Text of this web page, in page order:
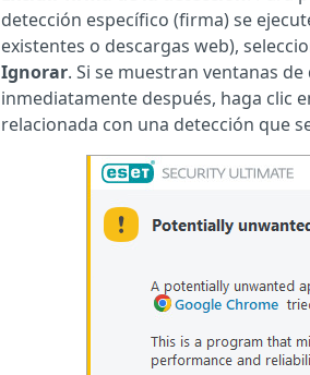
detección específico (firma) se
existentes o descargas web),
Ignorar. Si se muestran ventanas
inmediatamente después, haga clic
relacionada con una detección que